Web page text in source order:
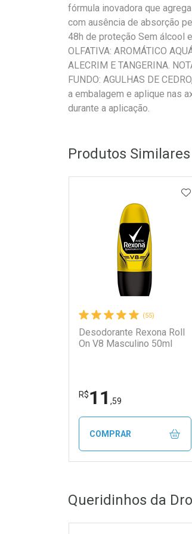
fórmula inovadora que
com ausência de absorção
48h de proteção Sem álcool
OLFATIVA: AROMÁTICO
ALECRIM E TANGERINA.
FUNDO: AGULHAS DE
a embalagem e aplique nas
durante a aplicação.
Produtos Similares
(55)
Desodorante Rexona Roll
On V8 Masculino 50ml
R$11 ,59
COMPRAR
Laboratório
Por Menos
Queridinhos da